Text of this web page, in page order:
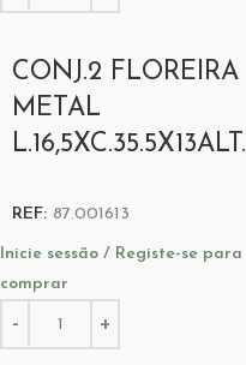
CONJ.2 FLOREIRA
METAL
L.16,5XC.35.5X13ALT.
REF: 87.001613
Inicie sessão / Registe-se para
comprar